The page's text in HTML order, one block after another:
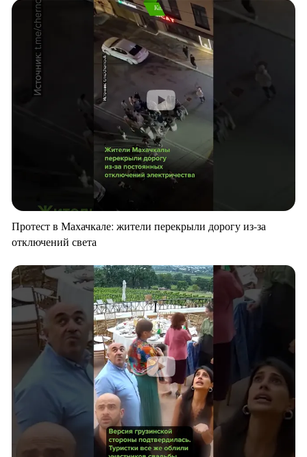
Протест в Махачкале: жители перекрыли дорогу из-за
отключений света